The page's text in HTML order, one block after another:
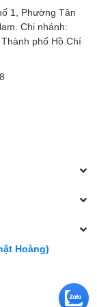
1, Phường Tân
Chi nhánh:
phố Hồ Chí
Hoàng)